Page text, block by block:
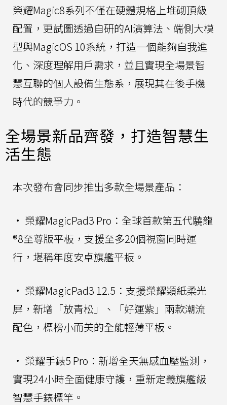
榮耀Magic8系列不僅在硬體規格上堆砌頂級
配置，更試圖透過自研的AI演算法、端側大模
型與MagicOS 10系統，打造一個能夠自我進
化、深度理解用戶需求，並且實現全場景智
慧互聯的個人設備生態系，展現其在後手機
時代的競爭力。
全場景新品齊發，打造智慧生
活生態
本次發布會同步推出多款全場景產品：
• 榮耀MagicPad3 Pro：全球首款第五代驍龍
®8至尊版平板，支援至多20個視窗同時運
行，堪稱年度安卓旗艦平板。
• 榮耀MagicPad3 12.5：支援榮耀類紙柔光
屏，新增「放青松」、「好運紫」兩款潮流
配色，標榜小而美的全能輕薄平板。
• 榮耀手錶5 Pro：新增全天無感血壓監測，
實現24小時全面健康守護，重新定義旗艦級
智慧手錶標竿。